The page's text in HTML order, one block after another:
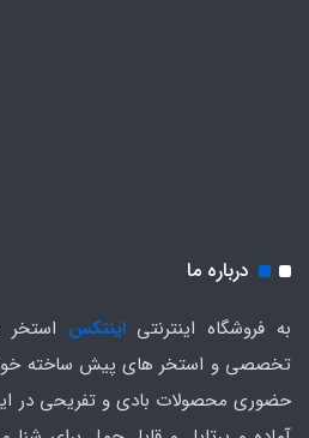
درباره ما
به فروشگاه اینترنتیاینتکس
تخصصی و استخر های پیش ساخته
حضوری محصولات بادی و تفریحی در